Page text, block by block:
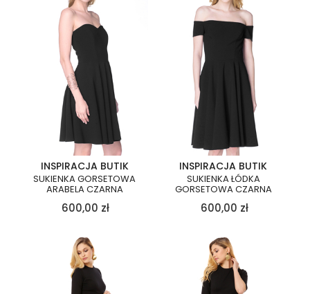
INSPIRACJA BUTIK
SUKIENKA GORSETOWA
ARABELA CZARNA
600,00 zł
INSPIRACJA BUTIK
SUKIENKA ŁÓDKA
GORSETOWA CZARNA
600,00 zł